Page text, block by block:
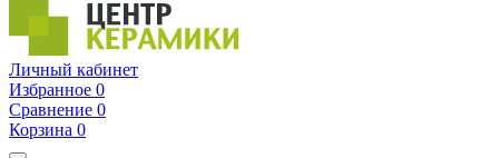
Личный кабинет
Избранное 0
Сравнение 0
Корзина 0